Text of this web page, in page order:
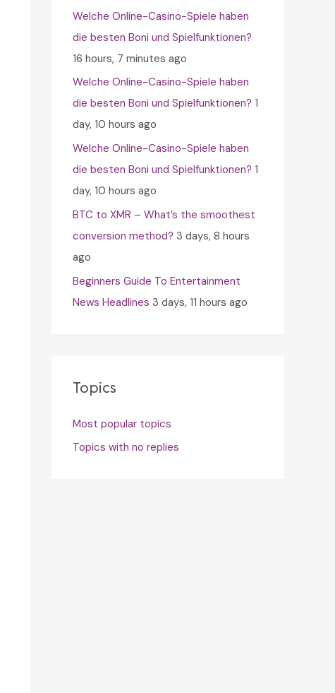
o
r
Welche Online-Casino-Spiele haben
die besten Boni und Spielfunktionen?
16 hours, 7 minutes ago
Welche Online-Casino-Spiele haben
die besten Boni und Spielfunktionen? 1
day, 10 hours ago
Welche Online-Casino-Spiele haben
die besten Boni und Spielfunktionen? 1
day, 10 hours ago
BTC to XMR – What’s the smoothest
conversion method? 3 days, 8 hours
ago
Beginners Guide To Entertainment
News Headlines 3 days, 11 hours ago
Topics
Most popular topics
Topics with no replies